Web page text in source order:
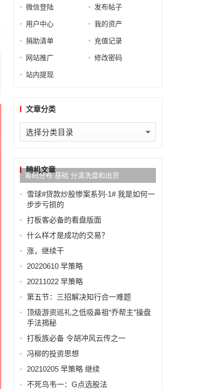
微信登陆 发布帖子
用户中心 我的资产
捐助清单 充值记录
网站推广 修改密码
站内提现
文章分类
文
章
类随机文章
筹码分布 基础 分清洗盘和出货
雪球#贷款炒股惨案系列-1# 我是如何一
步步亏损的
打板客必备的看盘版面
什么样才是成功的交易？
涨，继续干
20220610 早策略
20211022 早策略
第五节：三招解决知行合一难题
顶级游资巡礼之低吸鼻祖“乔帮主”操盘
手法揭秘
打板族必备 令胡冲风云传之一
冯柳的投资思想
20210205 早策略 继续
不死鸟韦一：G点选股法